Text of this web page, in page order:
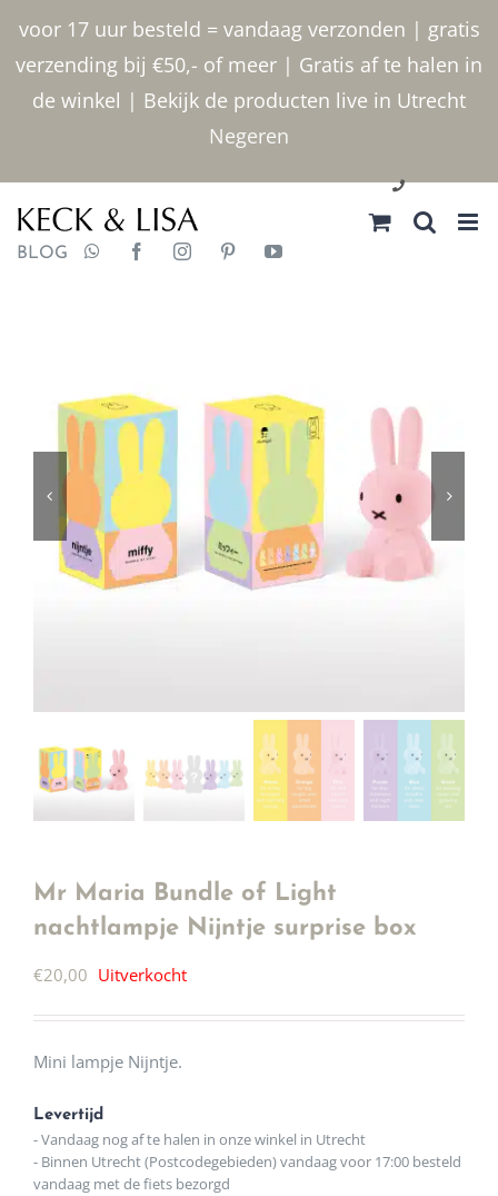
voor 17 uur besteld = vandaag verzonden | gratis
verzending bij €50,- of meer | Gratis af te halen in
de winkel | Bekijk de producten live in Utrecht
Negeren
inhoud
030 2400000
BLOG
Mr Maria Bundle of Light
nachtlampje Nijntje surprise box
€20,00 Uitverkocht
Mini lampje Nijntje.
Levertijd
- Vandaag nog af te halen in onze winkel in Utrecht
- Binnen Utrecht (Postcodegebieden) vandaag voor 17:00 besteld
vandaag met de fiets bezorgd